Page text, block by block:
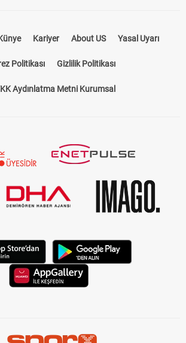
Kariyer About US Yasal Uyarı
Politikası Gizlilik Politikası
Aydınlatma Metni Kurumsal